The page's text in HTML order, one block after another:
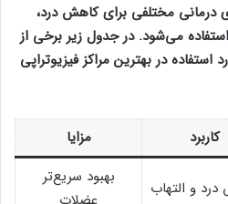
درمانی مختلفی برای کاهش درد،
می‌شود. در جدول زیر برخی از
در بهترین مراکز فیزیوتراپی
کاربرد مزایا
و التهاب
بهبود سریع‌تر